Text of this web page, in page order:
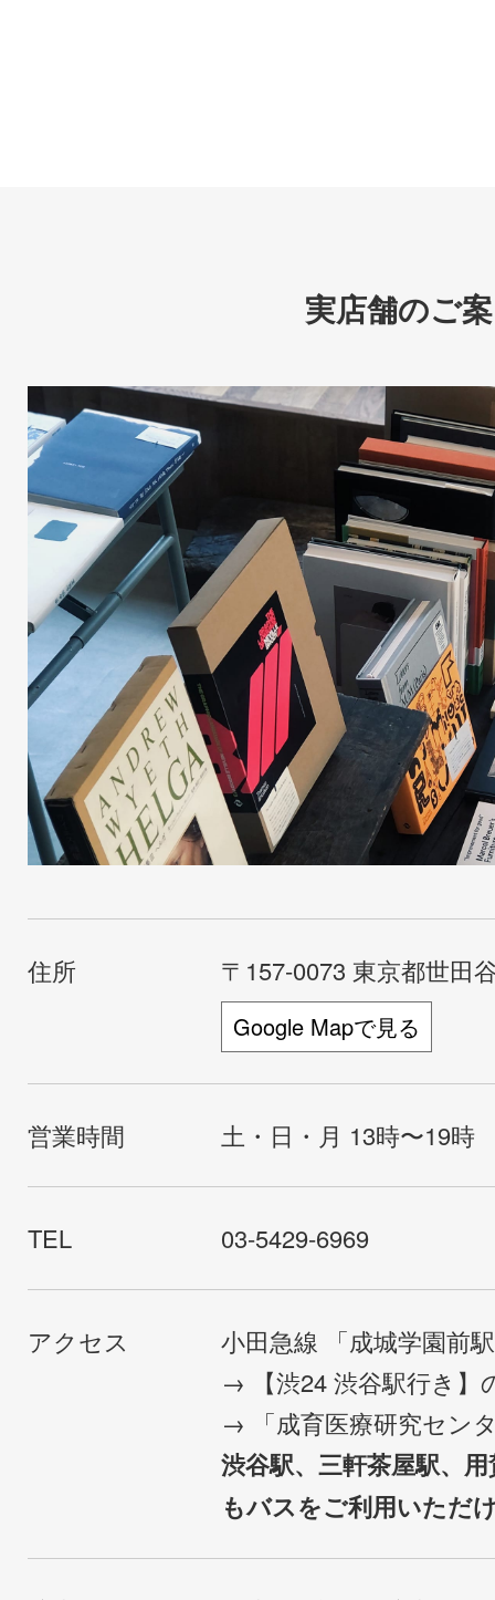
実店舗のご
住所 〒157-0073 東京都世田
Google Mapで見る
営業時間 土・日・月 13時〜19時
TEL 03-5429-6969
アクセス
小田急線 「成城学園前
→ 【渋24 渋谷駅行き】
→ 「成育医療研究セン
渋谷駅、三軒茶屋駅、
もバスをご利用いただ